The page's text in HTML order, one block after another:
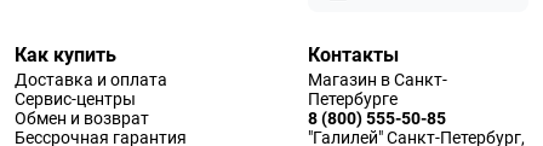
Как купить
Доставка и оплата
Сервис-центры
Обмен и возврат
Бессрочная гарантия
Контакты
Магазин в Санкт-
Петербурге
8 (800) 555-50-85
"Галилей" Санкт-Петербург,